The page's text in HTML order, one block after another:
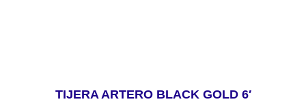
TIJERA ARTERO BLACK GOLD 6′